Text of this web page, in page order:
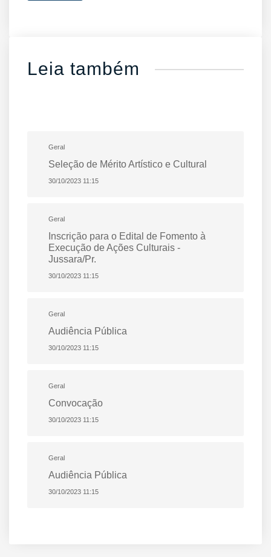
Leia também
Geral
Seleção de Mérito Artístico e Cultural
30/10/2023 11:15
Geral
Inscrição para o Edital de Fomento à
Execução de Ações Culturais -
Jussara/Pr.
30/10/2023 11:15
Geral
Audiência Pública
30/10/2023 11:15
Geral
Convocação
30/10/2023 11:15
Geral
Audiência Pública
30/10/2023 11:15